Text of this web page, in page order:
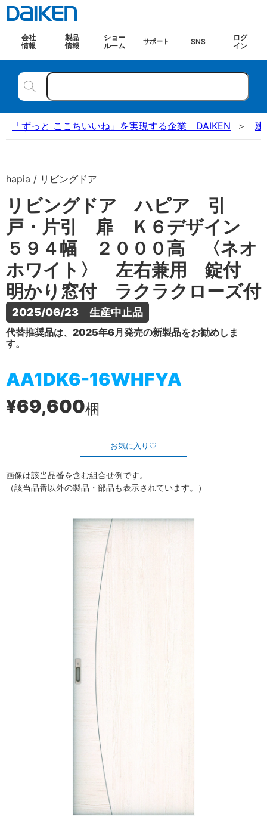
会社
情報
製品
情報
ショー
ルーム
サポート SNS
ログ
イン
「ずっと ここちいいね」を実現する企業 DAIKEN 建
hapia / リビングドア
リビングドア ハピア 引
戸・片引 扉 Ｋ６デザイン
５９４幅 ２０００高 〈ネオ
ホワイト〉 左右兼用 錠付
明かり窓付 ラクラクローズ付
2025/06/23　生産中止品
代替推奨品は、2025年6月発売の新製品をお勧めしま
す。
AA1DK6-16WHFYA
¥69,600梱
お気に入り
画像は該当品番を含む組合せ例です。
（該当品番以外の製品・部品も表示されています。）